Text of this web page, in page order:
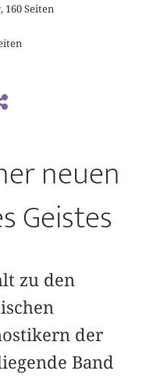
Seiten
neuen
Geistes
zu den
der
Band